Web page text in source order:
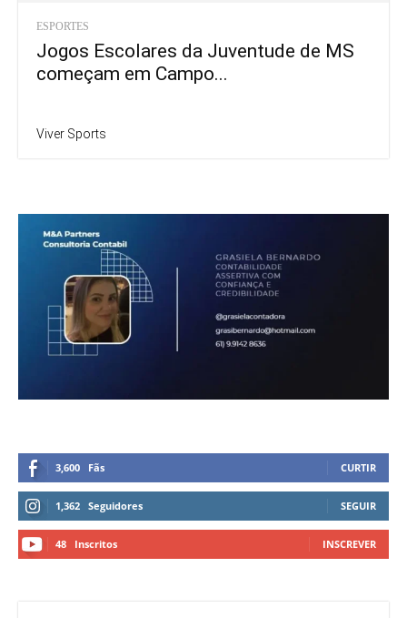
ESPORTES
Jogos Escolares da Juventude de MS
começam em Campo...
Viver Sports
3,600 Fãs CURTIR
1,362 Seguidores SEGUIR
48 Inscritos INSCREVER